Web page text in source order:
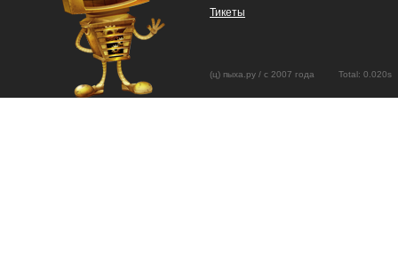
Тикеты
(ц) пыха.ру / с 2007 года Total: